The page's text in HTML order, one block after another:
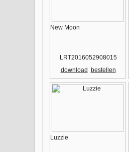
New Moon
LRT2016052908015
download
bestellen
Luzzie